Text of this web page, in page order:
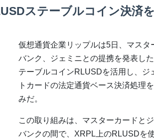
ステーブルコイン決済
仮想通貨企業リップルは5日、マスタ
バンク、ジェミニとの提携を発表し
テーブルコインRLUSDを活用し、ジ
トカードの法定通貨ベース決済処理
みだ。
この取り組みは、マスターカードと
バンクの間で、XRPL上のRLUSDを